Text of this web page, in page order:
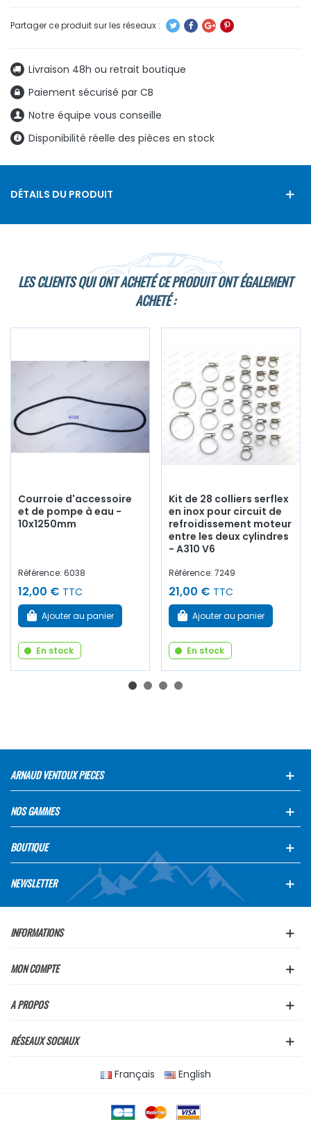
Livraison 48h ou retrait boutique
Paiement sécurisé par CB
Notre équipe vous conseille
Disponibilité réelle des pièces en stock
DÉTAILS DU PRODUIT
LES CLIENTS QUI ONT ACHETÉ CE PRODUIT ONT ÉGALEMENT
ACHETÉ :
Courroie d'accessoire
et de pompe à eau -
10x1250mm
Référence: 6038
12,00 € TTC
Ajouter au panier
En stock
Kit de 28 colliers serflex
en inox pour circuit de
refroidissement moteur
entre les deux cylindres
- A310 V6
Référence: 7249
21,00 € TTC
Ajouter au panier
En stock
ARNAUD VENTOUX PIECES
NOS GAMMES
BOUTIQUE
NEWSLETTER
INFORMATIONS
MON COMPTE
A PROPOS
RÉSEAUX SOCIAUX
Français English